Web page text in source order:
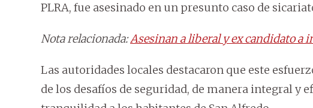
PLRA, fue asesinado en un presunto caso de
Nota relacionada:Asesinan a liberal y ex candidato a
Las autoridades locales destacaron que este
de los desafíos de seguridad, de manera integral y